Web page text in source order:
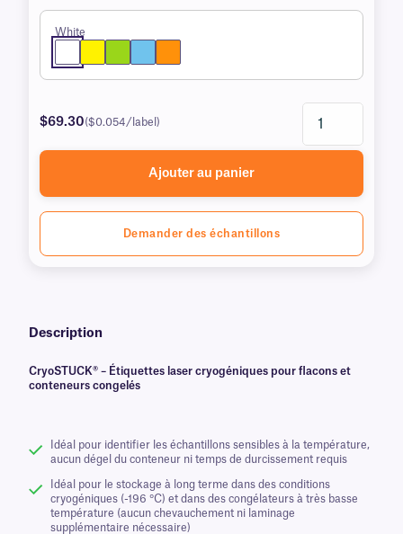
White
$69.30($0.054/label)
Ajouter au panier
Demander des échantillons
Description
CryoSTUCK® – Étiquettes laser cryogéniques pour flacons et
conteneurs congelés
Idéal pour identifier les échantillons sensibles à la température,
aucun dégel du conteneur ni temps de durcissement requis
Idéal pour le stockage à long terme dans des conditions
cryogéniques (-196 °C) et dans des congélateurs à très basse
température (aucun chevauchement ni laminage
supplémentaire nécessaire)